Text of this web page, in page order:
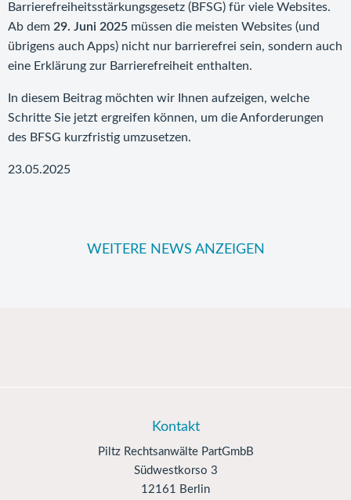
Barrierefreiheitsstärkungsgesetz (BFSG) für viele Websites.
Ab dem 29. Juni 2025 müssen die meisten Websites (und
übrigens auch Apps) nicht nur barrierefrei sein, sondern auch
eine Erklärung zur Barrierefreiheit enthalten.
In diesem Beitrag möchten wir Ihnen aufzeigen, welche
Schritte Sie jetzt ergreifen können, um die Anforderungen
des BFSG kurzfristig umzusetzen.
23.05.2025
WEITERE NEWS ANZEIGEN
Kontakt
Piltz Rechtsanwälte PartGmbB
Südwestkorso 3
12161 Berlin